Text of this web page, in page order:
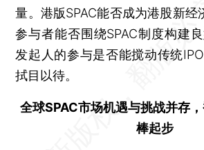
量。港版SPAC能否成为港股新经
参与者能否围绕SPAC制度构建良
发起人的参与是否能搅动传统
拭目以待。
全球SPAC市场机遇与挑战并存
棒起步